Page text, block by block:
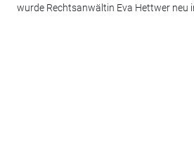
wurde Rechtsanwältin Eva Hettwer neu